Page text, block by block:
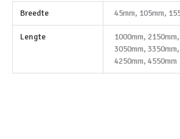
Breedte 45mm, 105mm,
Lengte
1000mm,
3050mm,
4250mm, 4550mm